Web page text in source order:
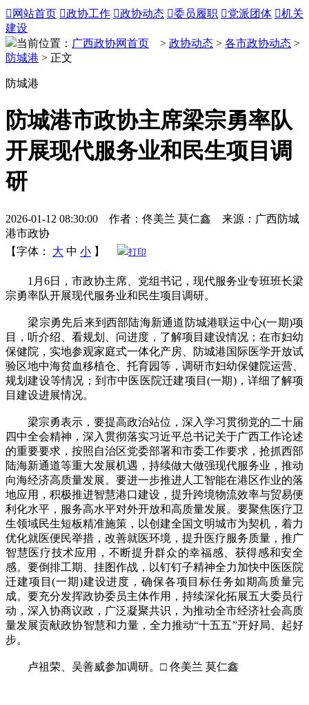
 网站首页 政协工作 政协动态 委员履职 党派团体 机关
建设
当前位置： 广西政协网首页 > 政协动态 > 各市政协动态 >
防城港 > 正文
防城港
防城港市政协主席梁宗勇率队
开展现代服务业和民生项目调
研
2026-01-12 08:30:00 作者：佟美兰 莫仁鑫 来源：广西防城
港市政协
【字体：
大 中 小 】 打印
1月6日，市政协主席、党组书记，现代服务业专班班长梁
宗勇率队开展现代服务业和民生项目调研。
梁宗勇先后来到西部陆海新通道防城港联运中心(一期)项
目，听介绍、看规划、问进度，了解项目建设情况；在市妇幼
保健院，实地参观家庭式一体化产房、防城港国际医学开放试
验区地中海贫血移植仓、托育园等，调研市妇幼保健院运营、
规划建设等情况；到市中医医院迁建项目(一期)，详细了解项
目建设进展情况。
梁宗勇表示，要提高政治站位，深入学习贯彻党的二十届
四中全会精神，深入贯彻落实习近平总书记关于广西工作论述
的重要要求，按照自治区党委部署和市委工作要求，抢抓西部
陆海新通道等重大发展机遇，持续做大做强现代服务业，推动
向海经济高质量发展。要进一步推进人工智能在港区作业的落
地应用，积极推进智慧港口建设，提升跨境物流效率与贸易便
利化水平，服务高水平对外开放和高质量发展。要聚焦医疗卫
生领域民生短板精准施策，以创建全国文明城市为契机，着力
优化就医便民举措，改善就医环境，提升医疗服务质量，推广
智慧医疗技术应用，不断提升群众的幸福感、获得感和安全
感。要倒排工期、挂图作战，以钉钉子精神全力加快中医医院
迁建项目(一期)建设进度，确保各项目标任务如期高质量完
成。要充分发挥政协委员主体作用，持续深化拓展五大委员行
动，深入协商议政，广泛凝聚共识，为推动全市经济社会高质
量发展贡献政协智慧和力量，全力推动“十五五”开好局、起好
步。
卢祖荣、吴善威参加调研。□ 佟美兰 莫仁鑫